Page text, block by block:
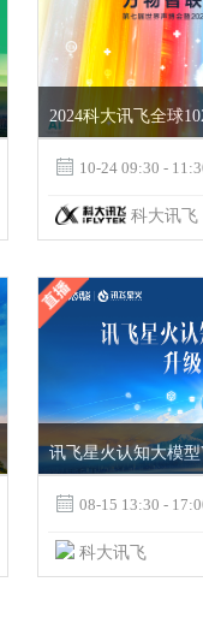
2024科大讯飞全球
 10-24 09:30 -
科大讯飞
讯飞星火认知大模
 08-15 13:30 -
科大讯飞